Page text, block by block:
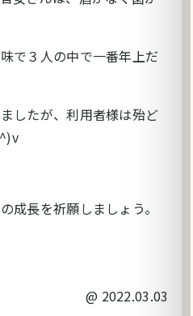
で３人の中で一番年上だ
したが、利用者様は殆ど
成長を祈願しましょう。
@ 2022.03.03